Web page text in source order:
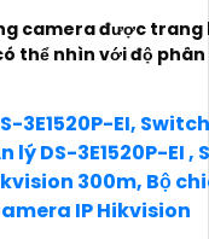
camera được trang
thể nhìn với độ phân